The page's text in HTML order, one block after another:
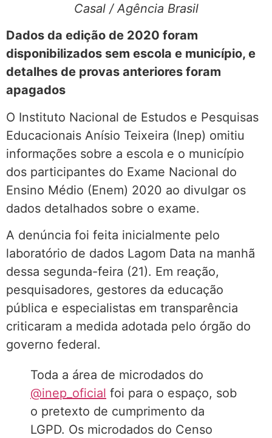
Casal / Agência Brasil
Dados da edição de 2020 foram
disponibilizados sem escola e município, e
detalhes de provas anteriores foram
apagados
O Instituto Nacional de Estudos e Pesquisas
Educacionais Anísio Teixeira (Inep) omitiu
informações sobre a escola e o município
dos participantes do Exame Nacional do
Ensino Médio (Enem) 2020 ao divulgar os
dados detalhados sobre o exame.
A denúncia foi feita inicialmente pelo
laboratório de dados Lagom Data na manhã
dessa segunda-feira (21). Em reação,
pesquisadores, gestores da educação
pública e especialistas em transparência
criticaram a medida adotada pelo órgão do
governo federal.
Toda a área de microdados do
@inep_oficial foi para o espaço, sob
o pretexto de cumprimento da
LGPD. Os microdados do Censo